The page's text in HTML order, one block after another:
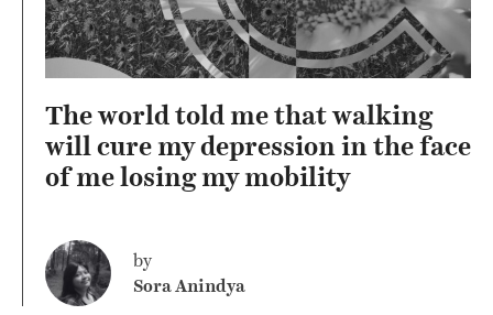
The world told me that walking
will cure my depression in the face
of me losing my mobility
by
Sora Anindya